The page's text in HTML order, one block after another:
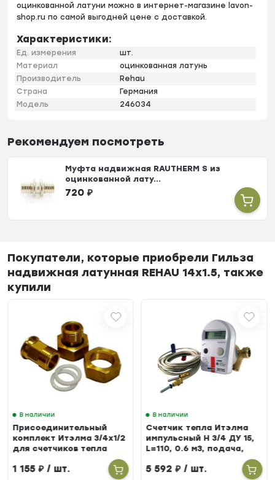
оцинкованной латуни можно в интернет-магазине lavon-
shop.ru по самой выгодней цене с доставкой.
Характеристики:
Ед. измерения
шт.
Материал
оцинкованная латунь
Производитель
Rehau
Страна
Германия
Модель
246034
Рекомендуем посмотреть
Муфта надвижная RAUTHERM S из
оцинкованной лату...
720 ₽
Покупатели, которые приобрели Гильза
надвижная латунная REHAU 14х1.5, также
купили
В наличии
Присоединительный
комплект Итэлма 3/4х1/2
для счетчиков тепла
1 155₽/ шт.
В наличии
Счетчик тепла Итэлма
импульсный Н 3/4 ДУ 15,
L=110, 0.6 м3, подача,
5 592₽/ шт.